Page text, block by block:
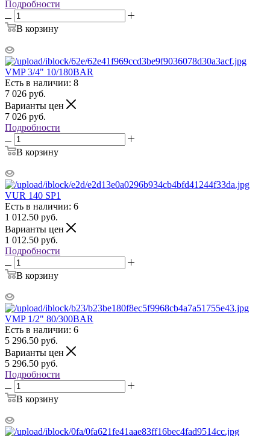
Подробности
В корзину
VMP 3/4" 10/180BAR
Есть в наличии: 8
7 026 руб.
Варианты цен
7 026 руб.
Подробности
В корзину
VUR 140 SP1
Есть в наличии: 6
1 012.50 руб.
Варианты цен
1 012.50 руб.
Подробности
В корзину
VMP 1/2" 80/300BAR
Есть в наличии: 6
5 296.50 руб.
Варианты цен
5 296.50 руб.
Подробности
В корзину